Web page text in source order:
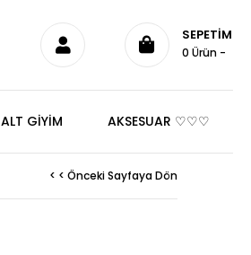
SEPETIM
0 Ürün
ALT GİYİM AKSESUAR ♡♡♡
< < Önceki Sayfaya Dön